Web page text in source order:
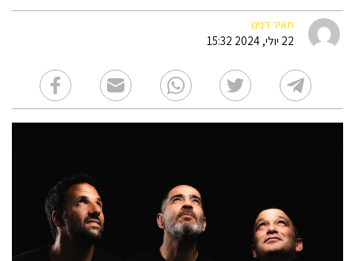
תאיר דנינו
22 יולי, 2024 15:32